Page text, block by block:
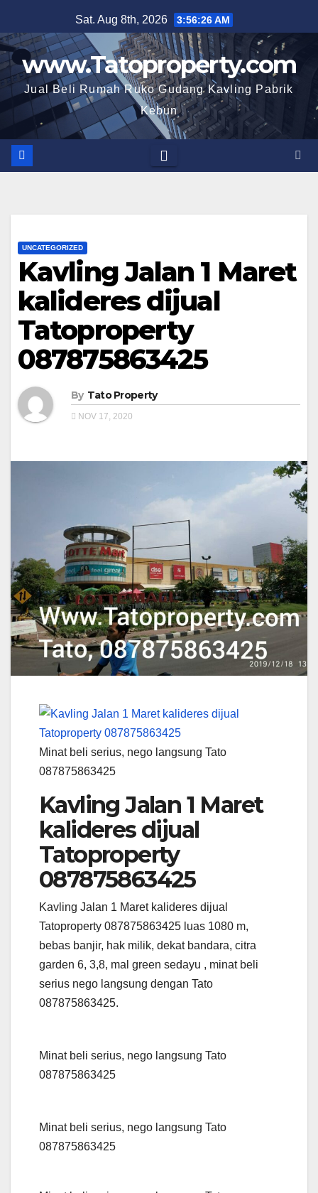
to
content
Sat. Aug 8th, 2026 3:56:27 AM
www.Tatoproperty.com
Jual Beli Rumah Ruko Gudang Kavling Pabrik
Kebun
UNCATEGORIZED
Kavling Jalan 1 Maret
kalideres dijual
Tatoproperty
087875863425
By Tato Property
NOV 17, 2020
Minat beli serius, nego langsung Tato
087875863425
Kavling Jalan 1 Maret
kalideres dijual
Tatoproperty
087875863425
Kavling Jalan 1 Maret kalideres dijual
Tatoproperty 087875863425 luas 1080 m,
bebas banjir, hak milik, dekat bandara, citra
garden 6, 3,8, mal green sedayu , minat beli
serius nego langsung dengan Tato
087875863425.
Minat beli serius, nego langsung Tato
087875863425
Minat beli serius, nego langsung Tato
087875863425